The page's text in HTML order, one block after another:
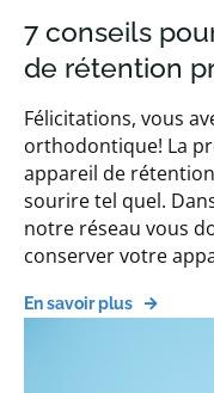
7 conseils
de rétention
Félicitations, vous
orthodontique! La
appareil de
sourire tel quel.
notre réseau vous
conserver votre
En savoir plus